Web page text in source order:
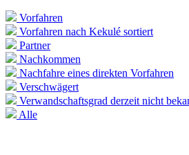
Vorfahren
Vorfahren nach Kekulé sortiert
Partner
Nachkommen
Nachfahre eines direkten Vorfahren
Verschwägert
Verwandschaftsgrad derzeit nicht
Alle